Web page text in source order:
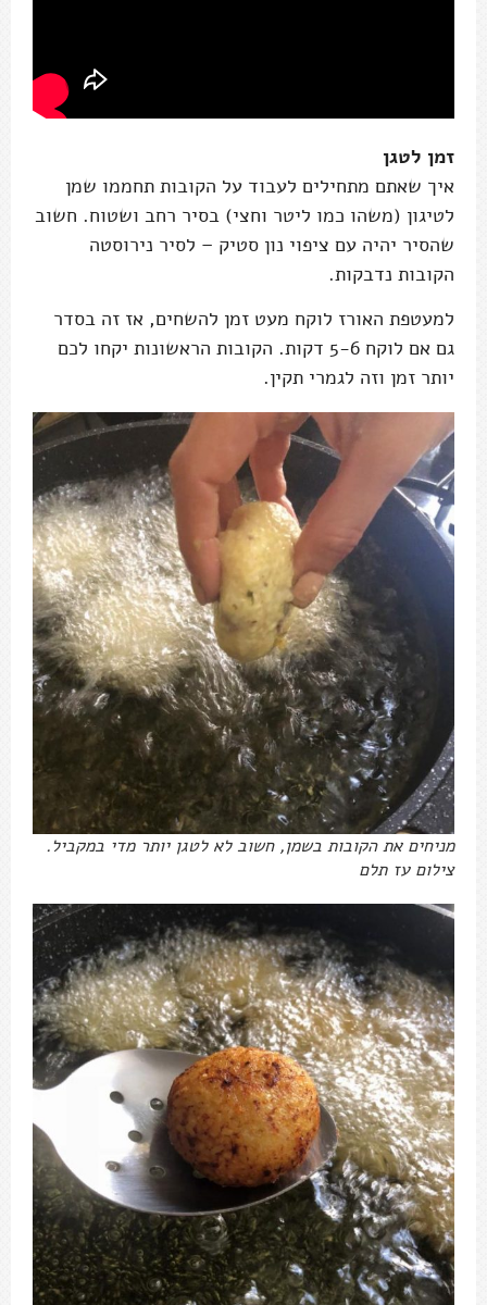
זמן לטגן
איך שאתם מתחילים לעבוד על הקובות תחממו שמן
לטיגון (משהו כמו ליטר וחצי) בסיר רחב ושטוח. חשוב
שהסיר יהיה עם ציפוי נון סטיק – לסיר נירוסטה
הקובות נדבקות.
למעטפת האורז לוקח מעט זמן להשחים, אז זה בסדר
גם אם לוקח 5-6 דקות. הקובות הראשונות יקחו לכם
יותר זמן וזה לגמרי תקין.
מניחים את הקובות בשמן, חשוב לא לטגן יותר מדי במקביל.
צילום עז תלם